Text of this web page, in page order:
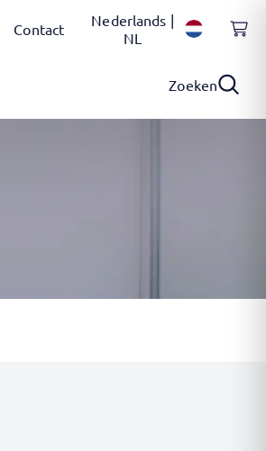
Contact
Nederlands |
NL
Zoeken